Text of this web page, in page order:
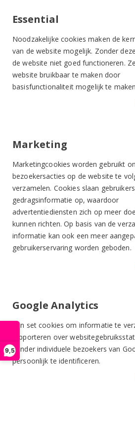
9,5
PAARD
Meer
+31 (0)6 291 00 419
nummer)
Mail ons
info@ruiterstad.nl
Bezoek ons
Industrieweg 3 GH
5688 DP Oirschot
Essential
Noodzakelijke cookies maken de
van de website mogelijk. Zonder
de website niet goed functioneren.
website bruikbaar te maken door
basisfunctionaliteit mogelijk te
Marketing
Marketingcookies worden gebruikt
bezoekersacties op de website te
verzamelen. Cookies slaan
gedragsinformatie op, waardoor
advertentiediensten zich op meer
kunnen richten. Op basis van de
informatie kan ook een meer
gebruikerservaring worden geboden.
Google Analytics
Een set cookies om informatie te
rapporteren over
zonder individuele bezoekers van
persoonlijk te identificeren.